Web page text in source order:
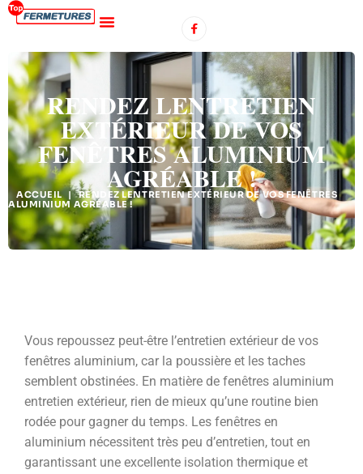
RENDEZ LENTRETIEN
EXTÉRIEUR DE VOS
FENÊTRES ALUMINIUM
AGRÉABLE !
ACCUEIL | RENDEZ LENTRETIEN EXTÉRIEUR DE VOS FENÊTRES
ALUMINIUM AGRÉABLE !
Vous repoussez peut-être l’entretien extérieur de vos
fenêtres aluminium, car la poussière et les taches
semblent obstinées. En matière de fenêtres aluminium
entretien extérieur, rien de mieux qu’une routine bien
rodée pour gagner du temps. Les fenêtres en
aluminium nécessitent très peu d’entretien, tout en
garantissant une excellente isolation thermique et